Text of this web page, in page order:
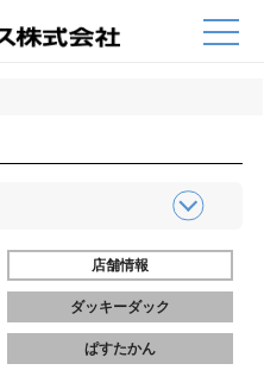
店舗情報
ダッキーダック
ぱすたかん